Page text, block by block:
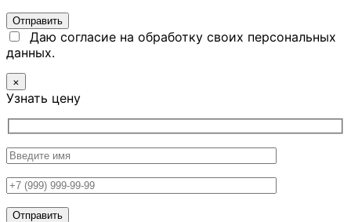
Даю согласие на обработку своих персональных
данных.
×
Узнать цену